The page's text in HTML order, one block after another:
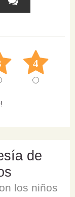
4
de
los niños